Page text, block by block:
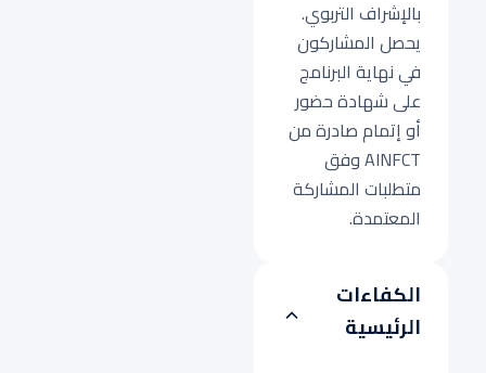
بالإشراف التربوي.
يحصل المشاركون
في نهاية البرنامج
على شهادة حضور
أو إتمام صادرة من
AINFCT وفق
متطلبات المشاركة
المعتمدة.
الكفاءات
الرئيسية